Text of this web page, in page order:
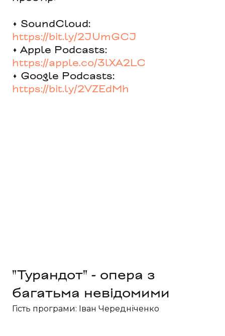
• SoundCloud:
https://bit.ly/2JUmGCJ
• Apple Podcasts:
https://apple.co/3lXA2LC
• Google Podcasts:
https://bit.ly/2VZEdMh
"Турандот" - опера з
багатьма невідомими
Гість програми: Іван Чередніченко